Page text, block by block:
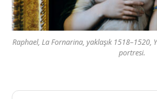
Raphael, La Fornarina, yaklaşık 1518–1520,
portresi.